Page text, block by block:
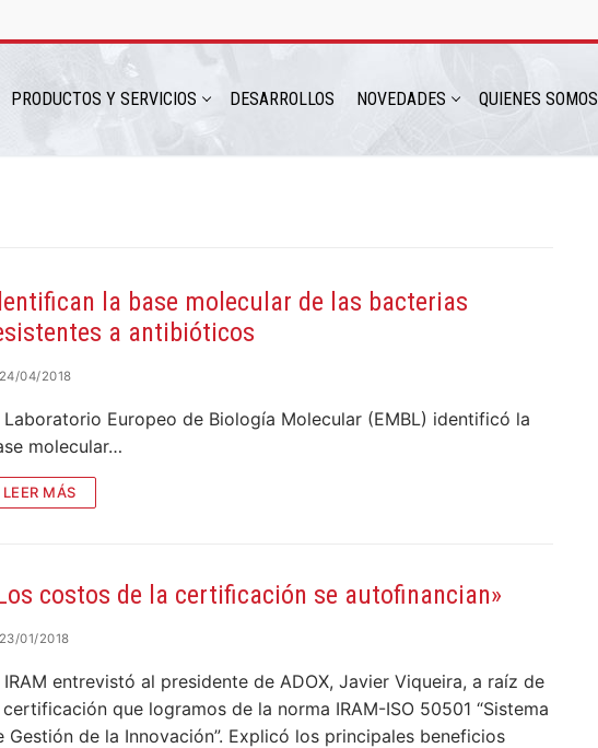
PRODUCTOS Y SERVICIOS DESARROLLOS NOVEDADES QUIENES SOMOS
de infecciones
y Bombas de infusión
control, medición y monitoreo
Social Empresaria
la base molecular de las bacterias
a antibióticos
24/04/2018
Laboratorio Europeo de Biología Molecular (EMBL) identificó la
molecular…
LEER MÁS
costos de la certificación se autofinancian»
23/01/2018
IRAM entrevistó al presidente de ADOX, Javier Viqueira, a raíz de
certificación que logramos de la norma IRAM-ISO 50501 “Sistema
Gestión de la Innovación”. Explicó los principales beneficios